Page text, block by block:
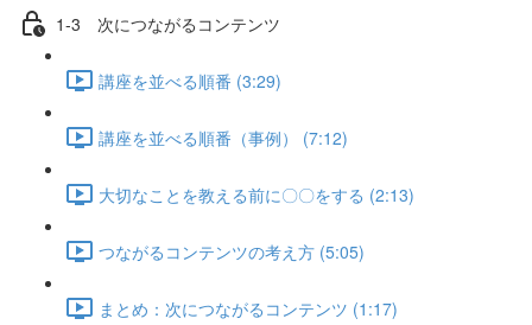
1-3 次につながるコンテンツ
講座を並べる順番 (3:29)
講座を並べる順番（事例） (7:12)
大切なことを教える前に〇〇をする (2:13)
つながるコンテンツの考え方 (5:05)
まとめ：次につながるコンテンツ (1:17)